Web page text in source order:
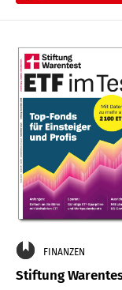
FINANZEN
Stiftung